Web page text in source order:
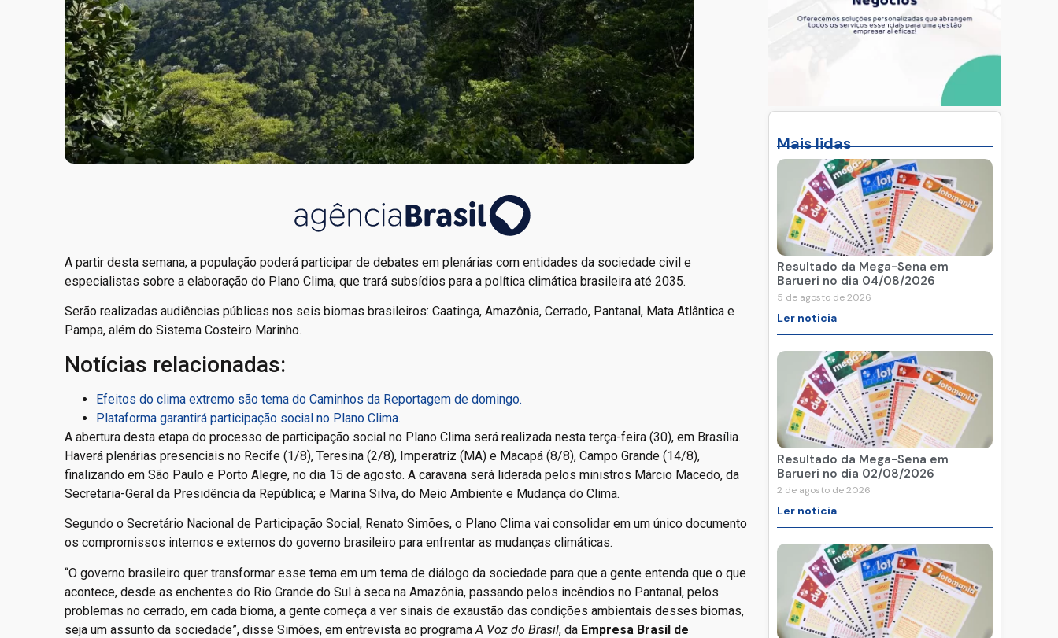
A partir desta semana, a população poderá participar de debates em plenárias com entidades da sociedade civil e
especialistas sobre a elaboração do Plano Clima, que trará subsídios para a política climática brasileira até 2035.
Serão realizadas audiências públicas nos seis biomas brasileiros: Caatinga, Amazônia, Cerrado, Pantanal, Mata Atlântica e
Pampa, além do Sistema Costeiro Marinho.
Notícias relacionadas:
Efeitos do clima extremo são tema do Caminhos da Reportagem de domingo.
Plataforma garantirá participação social no Plano Clima.
A abertura desta etapa do processo de participação social no Plano Clima será realizada nesta terça-feira (30), em Brasília.
Haverá plenárias presenciais no Recife (1/8), Teresina (2/8), Imperatriz (MA) e Macapá (8/8), Campo Grande (14/8),
finalizando em São Paulo e Porto Alegre, no dia 15 de agosto. A caravana será liderada pelos ministros Márcio Macedo, da
Secretaria-Geral da Presidência da República; e Marina Silva, do Meio Ambiente e Mudança do Clima.
Segundo o Secretário Nacional de Participação Social, Renato Simões, o Plano Clima vai consolidar em um único documento
os compromissos internos e externos do governo brasileiro para enfrentar as mudanças climáticas.
“O governo brasileiro quer transformar esse tema em um tema de diálogo da sociedade para que a gente entenda que o que
acontece, desde as enchentes do Rio Grande do Sul à seca na Amazônia, passando pelos incêndios no Pantanal, pelos
problemas no cerrado, em cada bioma, a gente começa a ver sinais de exaustão das condições ambientais desses biomas,
seja um assunto da sociedade”, disse Simões, em entrevista ao programa A Voz do Brasil, da Empresa Brasil de
Mais lidas
Resultado da Mega-Sena em
Barueri no dia 04/08/2026
5 de agosto de 2026
Ler noticia
Resultado da Mega-Sena em
Barueri no dia 02/08/2026
2 de agosto de 2026
Ler noticia